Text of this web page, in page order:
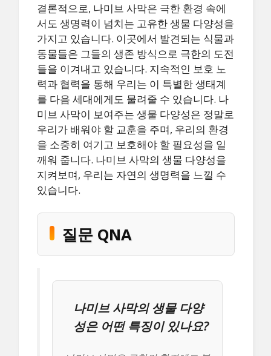
결론적으로, 나미브 사막은 극한 환경 속에
서도 생명력이 넘치는 고유한 생물 다양성을
가지고 있습니다. 이곳에서 발견되는 식물과
동물들은 그들의 생존 방식으로 극한의 도전
들을 이겨내고 있습니다. 지속적인 보호 노
력과 협력을 통해 우리는 이 특별한 생태계
를 다음 세대에게도 물려줄 수 있습니다. 나
미브 사막이 보여주는 생물 다양성은 정말로
우리가 배워야 할 교훈을 주며, 우리의 환경
을 소중히 여기고 보호해야 할 필요성을 일
깨워 줍니다. 나미브 사막의 생물 다양성을
지켜보며, 우리는 자연의 생명력을 느낄 수
있습니다.
질문 QNA
나미브 사막의 생물 다양
성은 어떤 특징이 있나요?